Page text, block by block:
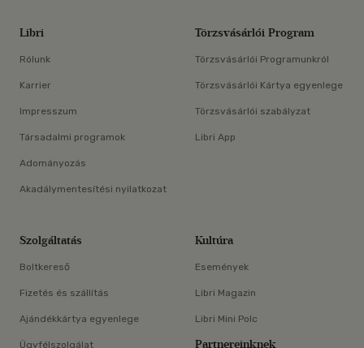
Libri
Rólunk
Karrier
Impresszum
Társadalmi programok
Adományozás
Akadálymentesítési nyilatkozat
Törzsvásárlói Program
Törzsvásárlói Programunkról
Törzsvásárlói Kártya egyenlege
Törzsvásárlói szabályzat
Libri App
Szolgáltatás
Boltkereső
Fizetés és szállítás
Ajándékkártya egyenlege
Ügyfélszolgálat
Kultúra
Események
Libri Magazin
Libri Mini Polc
Partnereinknek